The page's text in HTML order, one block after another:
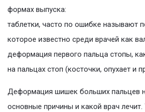
формах выпуска:
таблетки, часто по ошибке называют
которое известно среди врачей как
деформация первого пальца стопы,
на пальцах стоп (косточки, опухает и
Деформация шишек больших пальцев
основные причины и какой врач лечит.